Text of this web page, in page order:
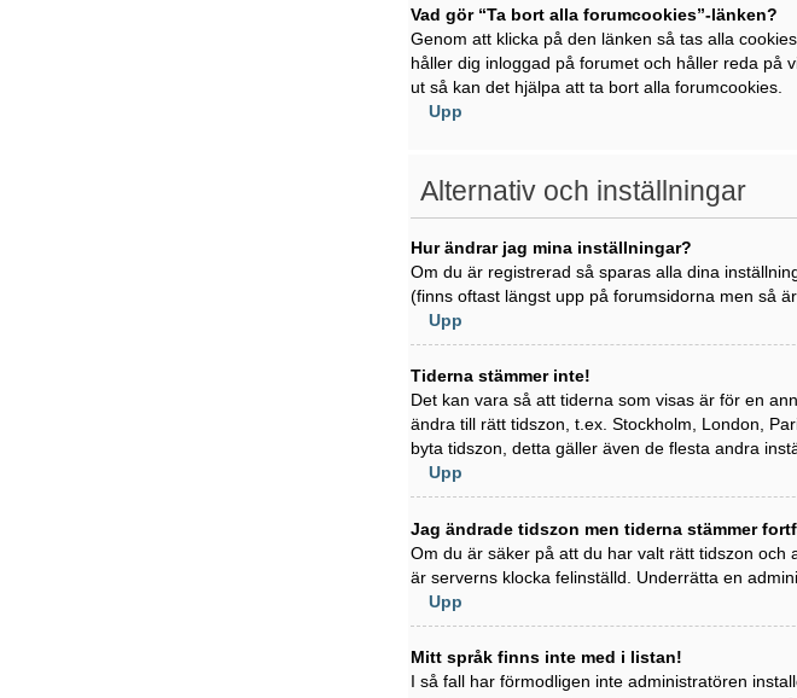
Vad gör “Ta bort alla forumcookies”-länken?
Genom att klicka på den länken så tas alla
håller dig inloggad på forumet och håller reda på
ut så kan det hjälpa att ta bort alla forumcookies.
Upp
Alternativ och inställningar
Hur ändrar jag mina inställningar?
Om du är registrerad så sparas alla dina
(finns oftast längst upp på forumsidorna men så
Upp
Tiderna stämmer inte!
Det kan vara så att tiderna som visas är för en
ändra till rätt tidszon, t.ex. Stockholm, London,
byta tidszon, detta gäller även de flesta andra
Upp
Jag ändrade tidszon men tiderna stämmer
Om du är säker på att du har valt rätt tidszon
är serverns klocka felinställd. Underrätta en
Upp
Mitt språk finns inte med i listan!
I så fall har förmodligen inte administratören